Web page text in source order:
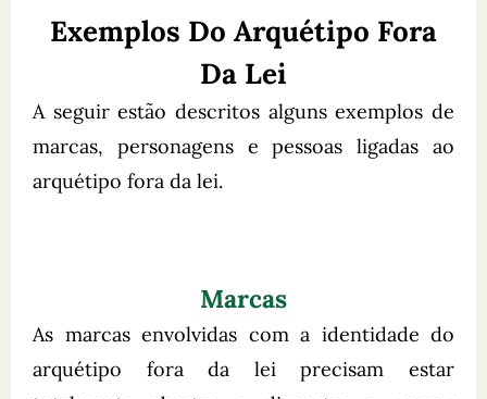
Exemplos Do Arquétipo Fora
Da Lei
A seguir estão descritos alguns exemplos de
marcas, personagens e pessoas ligadas ao
arquétipo fora da lei.
Marcas
As marcas envolvidas com a identidade do
arquétipo fora da lei precisam estar